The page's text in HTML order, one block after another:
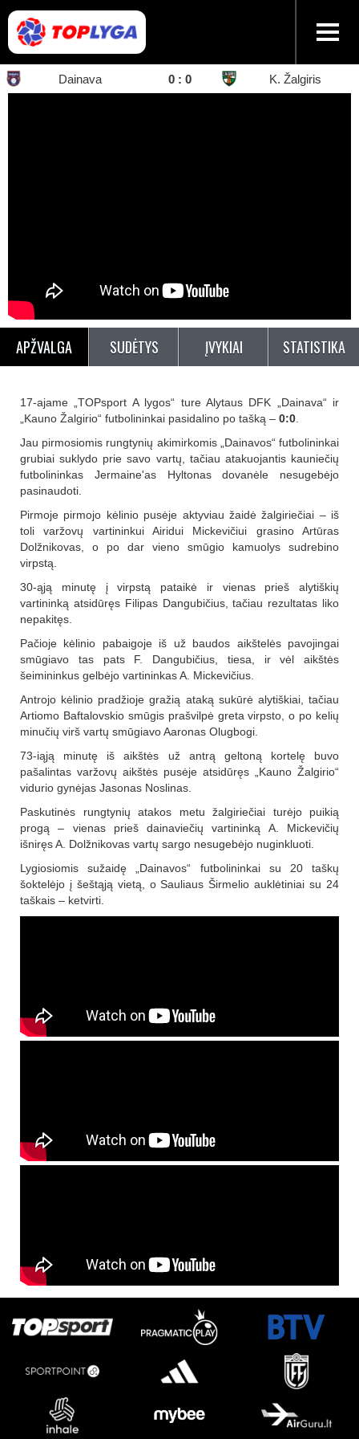
Dainava 0 : 0 K. Žalgiris
APŽVALGA SUDĖTYS ĮVYKIAI STATISTIKA
17-ajame „TOPsport A lygos“ ture Alytaus DFK „Dainava“ ir
„Kauno Žalgirio“ futbolininkai pasidalino po tašką – 0:0
Jau pirmosiomis rungtynių akimirkomis „Dainavos“ futbolininkai
grubiai suklydo prie savo vartų, tačiau atakuojantis kauniečių
futbolininkas Jermaine'as Hyltonas dovanėle nesugebėjo
pasinaudoti.
Pirmoje pirmojo kėlinio pusėje aktyviau žaidė žalgiriečiai – iš
toli varžovų vartininkui Airidui Mickevičiui grasino Artūras
Dolžnikovas, o po dar vieno smūgio kamuolys sudrebino
virpstą.
30-ąją minutę į virpstą pataikė ir vienas prieš alytiškių
vartininką atsidūręs Filipas Dangubičius, tačiau rezultatas liko
nepakitęs.
Pačioje kėlinio pabaigoje iš už baudos aikštelės pavojingai
smūgiavo tas pats F. Dangubičius, tiesa, ir vėl aikštės
šeimininkus gelbėjo vartininkas A. Mickevičius.
Antrojo kėlinio pradžioje gražią ataką sukūrė alytiškiai, tačiau
Artiomo Baftalovskio smūgis prašvilpė greta virpsto, o po kelių
minučių virš vartų smūgiavo Aaronas Olugbogi.
73-iąją minutę iš aikštės už antrą geltoną kortelę buvo
pašalintas varžovų aikštės pusėje atsidūręs „Kauno Žalgirio“
vidurio gynėjas Jasonas Noslinas.
Paskutinės rungtynių atakos metu žalgiriečiai turėjo puikią
progą – vienas prieš dainaviečių vartininką A. Mickevičių
išniręs A. Dolžnikovas vartų sargo nesugebėjo nuginkluoti.
Lygiosiomis sužaidę „Dainavos“ futbolininkai su 20 taškų
šoktelėjo į šeštąją vietą, o Sauliaus Širmelio auklėtiniai su 24
taškais – ketvirti.